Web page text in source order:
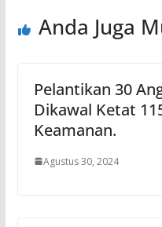
Anda Juga
Pelantikan 30
Dikawal Ketat
Keamanan.
Agustus 30, 2024